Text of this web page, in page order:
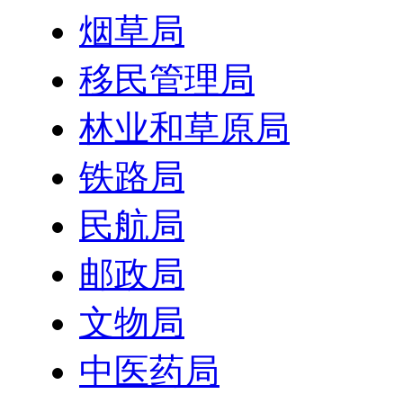
烟草局
移民管理局
林业和草原局
铁路局
民航局
邮政局
文物局
中医药局